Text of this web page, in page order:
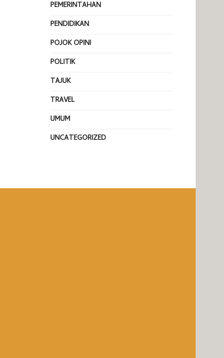
PEMERINTAHAN
PENDIDIKAN
POJOK OPINI
POLITIK
TAJUK
TRAVEL
UMUM
UNCATEGORIZED